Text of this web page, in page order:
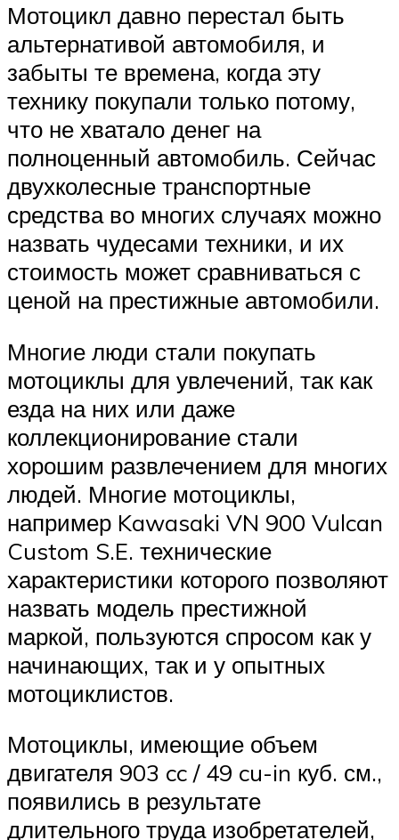
Мотоцикл давно перестал быть
альтернативой автомобиля, и
забыты те времена, когда эту
технику покупали только потому,
что не хватало денег на
полноценный автомобиль. Сейчас
двухколесные транспортные
средства во многих случаях можно
назвать чудесами техники, и их
стоимость может сравниваться с
ценой на престижные автомобили.
Многие люди стали покупать
мотоциклы для увлечений, так как
езда на них или даже
коллекционирование стали
хорошим развлечением для многих
людей. Многие мотоциклы,
например Kawasaki VN 900 Vulcan
Custom S.E. технические
характеристики которого позволяют
назвать модель престижной
маркой, пользуются спросом как у
начинающих, так и у опытных
мотоциклистов.
Мотоциклы, имеющие объем
двигателя 903 cc / 49 cu-in куб. см.,
появились в результате
длительного труда изобретателей,